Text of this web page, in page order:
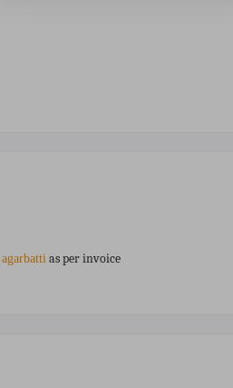
agarbatti as per invoice